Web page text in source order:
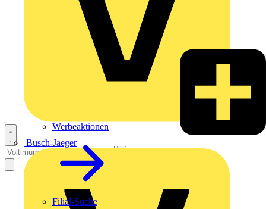
Busch-Jaeger
Werbeaktionen
Filial-Suche